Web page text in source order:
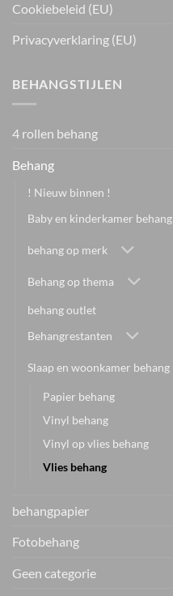
Cookiebeleid (EU)
Privacyverklaring (EU)
BEHANGSTIJLEN
4 rollen behang
Behang
! Nieuw binnen !
Baby en kinderkamer behang
behang op merk
Behang op thema
behang outlet
Behangrestanten
Slaap en woonkamer behang
Papier behang
Vinyl behang
Vinyl op vlies behang
Vlies behang
behangpapier
Fotobehang
Geen categorie